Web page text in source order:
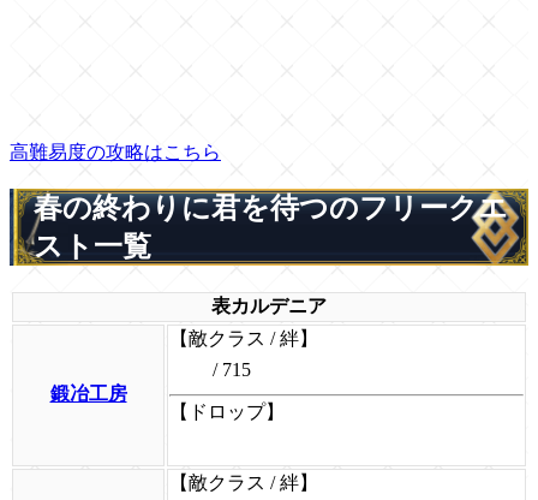
高難易度の攻略はこちら
春の終わりに君を待つのフリークエ
スト一覧
表カルデニア
鍛冶工房
【敵クラス / 絆】
/ 715
【ドロップ】
【敵クラス / 絆】